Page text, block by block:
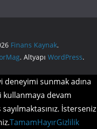
Finans Kaynak.
. Altyapı WordPress.
deneyimi sunmak adına
kullanmaya devam
İsterseniz
TamamHayırGizlilik